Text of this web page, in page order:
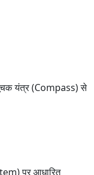
सूचक यंत्र (Compass) से
पर आधारित